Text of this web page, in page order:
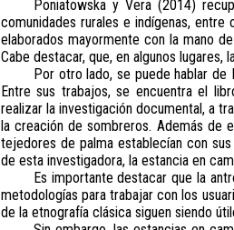
Poniatowska y Vera (2014)
comunidades rurales e indígenas,
elaborados mayormente con la mano
Cabe destacar, que, en algunos
Por otro lado, se puede hablar de
Entre sus trabajos, se encuentra el
realizar la investigación documental, a
la creación de sombreros. Además de
tejedores de palma establecían con
de esta investigadora, la estancia en
Es importante destacar que la
metodologías para trabajar con los
de la etnografía clásica siguen siendo